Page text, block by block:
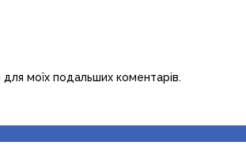
моїх подальших коментарів.